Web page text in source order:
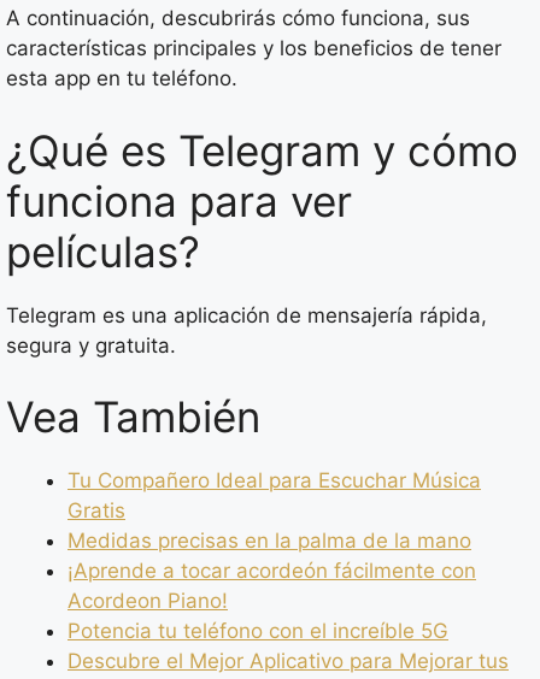
A continuación, descubrirás cómo funciona, sus
características principales y los beneficios de tener
esta app en tu teléfono.
¿Qué es Telegram y cómo
funciona para ver
películas?
Telegram es una aplicación de mensajería rápida,
segura y gratuita.
Vea También
Tu Compañero Ideal para Escuchar Música
Gratis
Medidas precisas en la palma de la mano
¡Aprende a tocar acordeón fácilmente con
Acordeon Piano!
Potencia tu teléfono con el increíble 5G
Descubre el Mejor Aplicativo para Mejorar tus